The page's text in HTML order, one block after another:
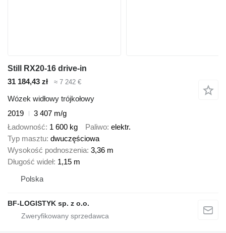
Still RX20-16 drive-in
31 184,43 zł
≈ 7 242 €
Wózek widłowy trójkołowy
2019
3 407 m/g
Ładowność 1 600 kg Paliwo elektr.
Typ masztu dwuczęściowa
Wysokość podnoszenia 3,36 m
Długość wideł 1,15 m
Polska
BF-LOGISTYK sp. z o.o.